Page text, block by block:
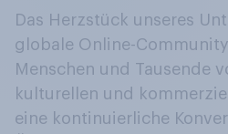
Das Herzstück unseres
globale Online-
Menschen und Tausende
kulturellen und
eine kontinuierliche